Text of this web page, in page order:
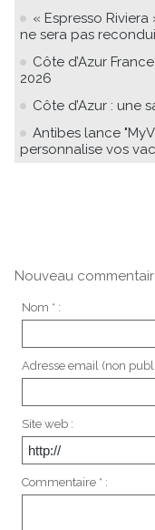
« Espresso
ne sera pas
Côte d’Azur
2026
Côte d’Azur : une
Antibes lance
personnalise vos
Nouveau
Nom * :
Adresse email (non
Site web :
Commentaire * :